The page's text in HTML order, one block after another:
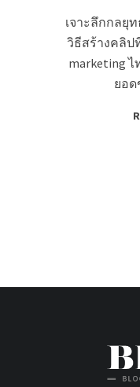
เจาะลึกกลยุท
วิธีสร้างคลิป
marketing
ยอด